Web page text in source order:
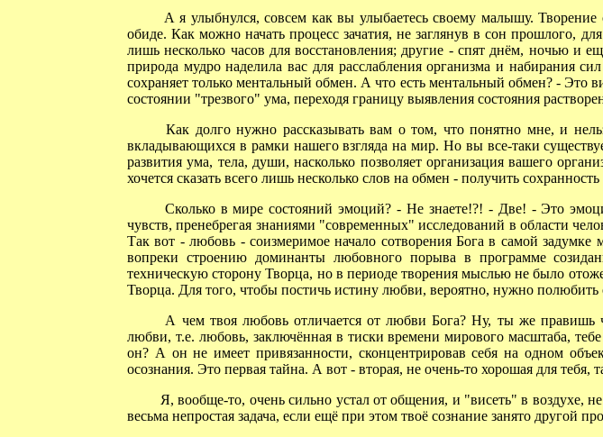
А я улыбнулся, совсем как вы улыбаетесь своему малышу.
обиде. Как можно начать процесс зачатия, не заглянув в сон прошлого,
лишь несколько часов для восстановления; другие - спят днём, ночью и
природа мудро наделила вас для расслабления организма и набирания
сохраняет только ментальный обмен. А что есть ментальный обмен? -
состоянии "трезвого" ума, переходя границу выявления состояния
Как долго нужно рассказывать вам о том, что понятно мне, и
вкладывающихся в рамки нашего взгляда на мир. Но вы все-таки
развития ума, тела, души, насколько позволяет организация вашего
хочется сказать всего лишь несколько слов на обмен - получить
Сколько в мире состояний эмоций? - Не знаете!?! - Две! - Это
чувств, пренебрегая знаниями "современных" исследований в области
Так вот - любовь - соизмеримое начало сотворения Бога в самой
вопреки строению доминанты любовного порыва в программе
техническую сторону Творца, но в периоде творения мыслью не было
Творца. Для того, чтобы постичь истину любви, вероятно, нужно
А чем твоя любовь отличается от любви Бога? Ну, ты же правишь
любви, т.е. любовь, заключённая в тиски времени мирового масштаба,
он? А он не имеет привязанности, сконцентрировав себя на одном
осознания. Это первая тайна. А вот - вторая, не очень-то хорошая для
Я, вообще-то, очень сильно устал от общения, и "висеть" в воздухе,
весьма непростая задача, если ещё при этом твоё сознание занято другой